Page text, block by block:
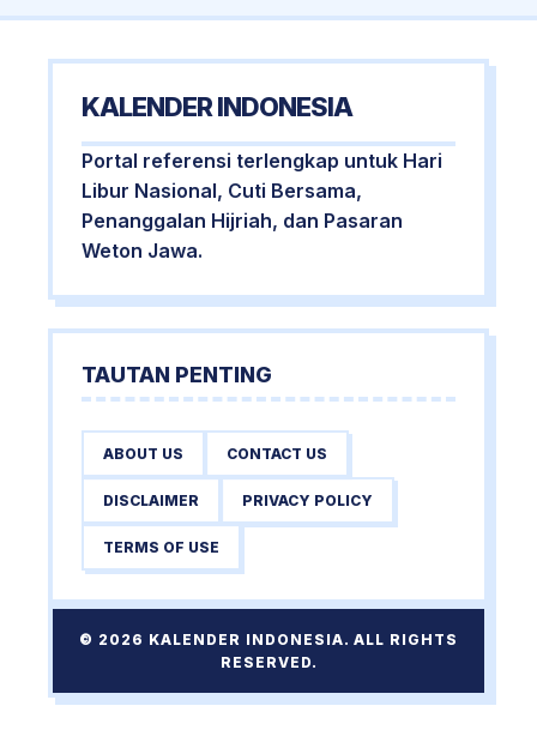
KALENDER INDONESIA
Portal referensi terlengkap untuk Hari
Libur Nasional, Cuti Bersama,
Penanggalan Hijriah, dan Pasaran
Weton Jawa.
TAUTAN PENTING
ABOUT US CONTACT US
DISCLAIMER PRIVACY POLICY
TERMS OF USE
© 2026 KALENDER INDONESIA. ALL RIGHTS
RESERVED.